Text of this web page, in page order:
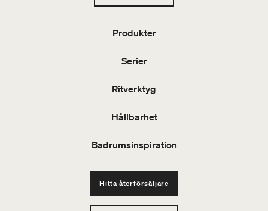
Produkter
Serier
Ritverktyg
Hållbarhet
Badrumsinspiration
Hitta återförsäljare